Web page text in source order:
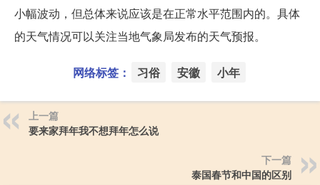
小幅波动，但总体来说应该是在正常水平范围内的。具体
的天气情况可以关注当地气象局发布的天气预报。
网络标签： 习俗 安徽 小年
上一篇
要来家拜年我不想拜年怎么说
下一篇
泰国春节和中国的区别